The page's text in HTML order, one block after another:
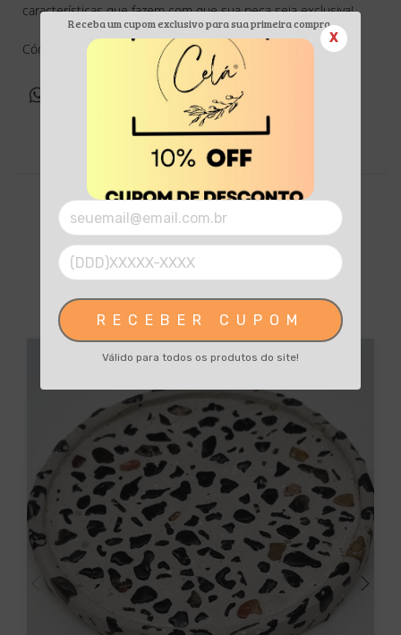
Receba um cupom exclusivo para sua primeira compra.
X
RECEBER CUPOM
Válido para todos os produtos do site!
características que fazem com que sua peça seja exclusiva!
Cód: ACBR1301
Produtos
relacionados